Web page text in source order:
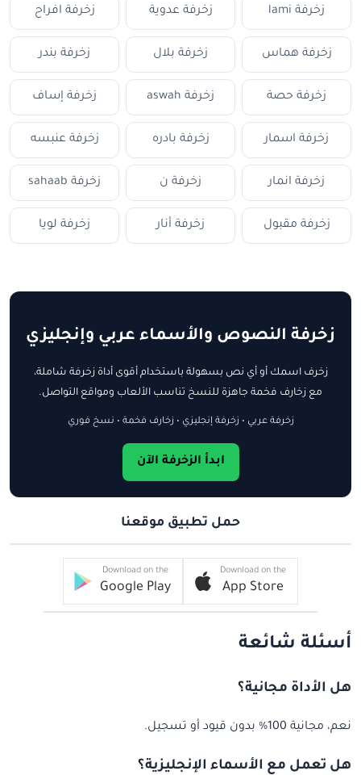
زخرفة lami زخرفة عدوية زخرفة افراح
زخرفة هماس زخرفة بلال زخرفة بندر
زخرفة حصة زخرفة aswah زخرفة إساف
زخرفة اسمار زخرفة بادره زخرفة عنبسه
زخرفة انمار زخرفة ن زخرفة sahaab
زخرفة مقبول زخرفة أنار زخرفة لويا
زخرفة النصوص والأسماء عربي وإنجليزي
زخرف اسمك أو أي نص بسهولة باستخدام أقوى أداة زخرفة شاملة،
مع زخارف فخمة جاهزة للنسخ تناسب الألعاب ومواقع التواصل.
زخرفة عربي • زخرفة إنجليزي • زخارف فخمة • نسخ فوري
ابدأ الزخرفة الآن
حمل تطبيق موقعنا
Download on the
App Store
Download on the
Google Play
أسئلة شائعة
هل الأداة مجانية؟
نعم، مجانية 100% بدون قيود أو تسجيل.
هل تعمل مع الأسماء الإنجليزية؟